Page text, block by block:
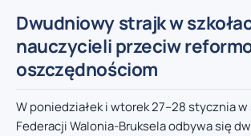
Dwudniowy strajk w
nauczycieli przeciw
oszczędnościom
W poniedziałek i wtorek 27–28 stycznia w
Federacji Walonia-Bruksela odbywa się